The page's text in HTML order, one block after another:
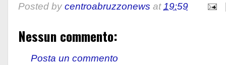
Posted by centroabruzzonews at19:59
Nessun commento:
Posta un commento